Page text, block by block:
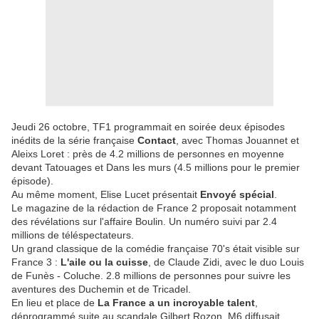
Jeudi 26 octobre, TF1 programmait en soirée deux épisodes
inédits de la série française Contact , avec Thomas Jouannet et
Aleixs Loret : près de 4.2 millions de personnes en moyenne
devant Tatouages et Dans les murs (4.5 millions pour le premier
épisode).
Au même moment, Elise Lucet présentait Envoyé spécial
Le magazine de la rédaction de France 2 proposait notamment
des révélations sur l'affaire Boulin. Un numéro suivi par 2.4
millions de téléspectateurs.
Un grand classique de la comédie française 70's était visible sur
France 3 : L'aile ou la cuisse , de Claude Zidi, avec le duo Louis
de Funès - Coluche. 2.8 millions de personnes pour suivre les
aventures des Duchemin et de Tricadel.
En lieu et place de La France a un incroyable talent
déprogrammé suite au scandale Gilbert Rozon, M6 diffusait